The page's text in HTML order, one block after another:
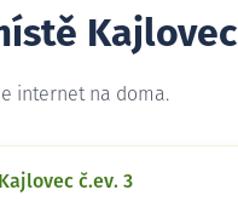
Kajlovec
internet na doma.
Kajlovec č.ev. 3